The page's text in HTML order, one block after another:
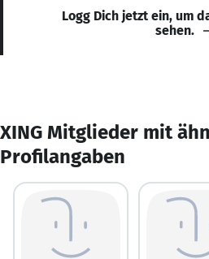
Logg Dich jetzt ein, um
sehen.
XING Mitglieder mit
Profilangaben